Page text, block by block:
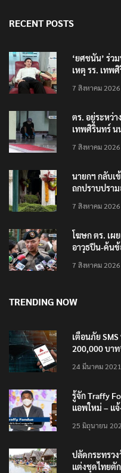
RECENT POSTS
‘ยศชนัน’ ร่ว
เหตุ รร. เทพ
7 สิงหาคม 2026
ตร. อยู่ระหว่า
เทพศิรินทร์ น
7 สิงหาคม 2026
นายกฯ กลับเ
ถกปราบปรา
7 สิงหาคม 2026
โฆษก ตร. เผ
อาวุธปืน-ค้น
7 สิงหาคม 2026
TRENDING NOW
เตือนภัย
200,000 บาท
24 มีนาคม 2021
รู้จัก Traffy
แอพใหม่ – แ
25 มิถุนายน
ปลัดกระทรวง
แต่งชุดไทยตั